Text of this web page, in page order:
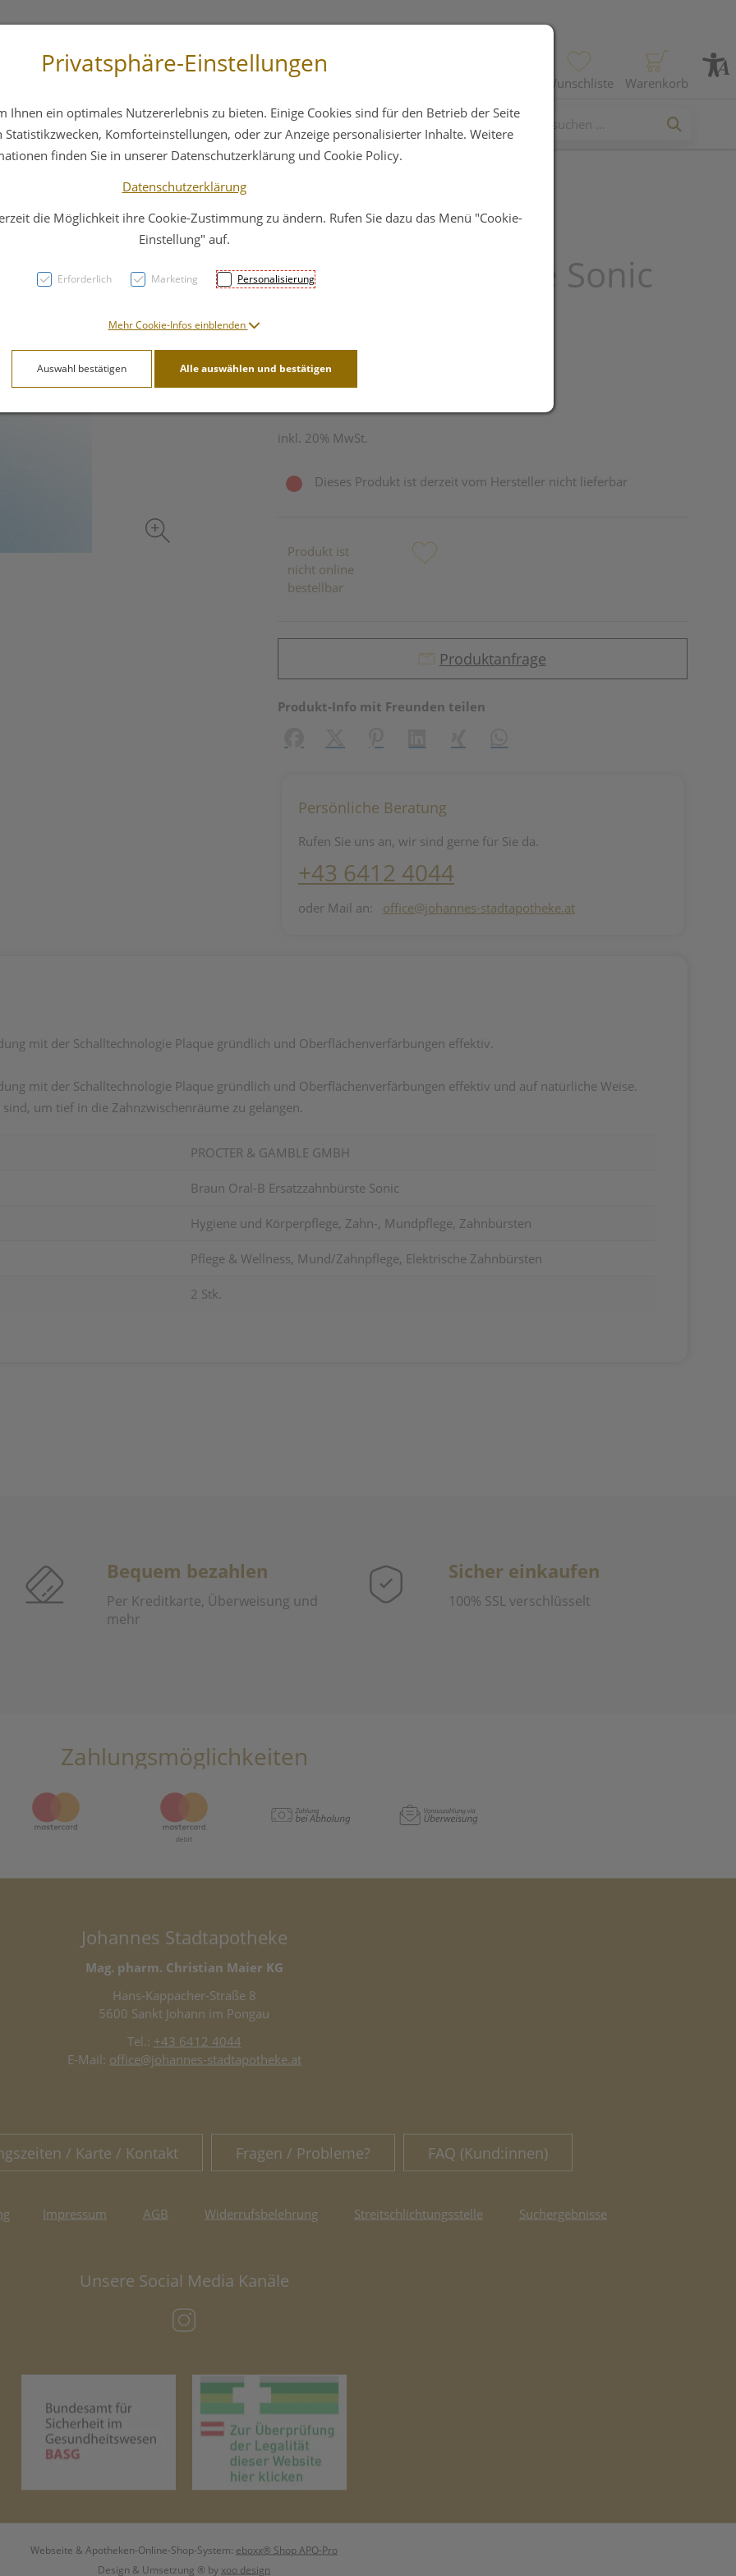
Wunschliste Warenkorb
Hautpflege Familie Nahrungsergänzung
Braun Oral-B
Ersatzzahnbürste Sonic
13,99 EUR
inkl. 20% MwSt.
Dieses Produkt ist derzeit vom Hersteller nicht lieferbar
Produkt ist
nicht online
bestellbar
Produktanfrage
Produkt-Info mit Freunden teilen
Persönliche Beratung
Rufen Sie uns an, wir sind gerne für Sie da.
+43 6412 4044
oder Mail an: office@johannes-stadtapotheke.at
mit der Schalltechnologie Plaque gründlich und Oberflächenverfärbungen effektiv.
mit der Schalltechnologie Plaque gründlich und Oberflächenverfärbungen effektiv und auf natürliche Weise.
um tief in die Zahnzwischenräume zu gelangen.
PROCTER & GAMBLE GMBH
Braun Oral-B Ersatzzahnbürste Sonic
Hygiene und Körperpflege, Zahn-, Mundpflege, Zahnbürsten
Pflege & Wellness, Mund/Zahnpflege, Elektrische Zahnbürsten
2 Stk.
Bequem bezahlen
Per Kreditkarte, Überweisung und
mehr
Sicher einkaufen
100% SSL verschlüsselt
Zahlungsmöglichkeiten
Johannes Stadtapotheke
Mag. pharm. Christian Maier KG
Hans-Kappacher-Straße 8
5600 Sankt Johann im Pongau
Tel.: +43 6412 4044
E-Mail: office@johannes-stadtapotheke.at
/ Karte / Kontakt Fragen / Probleme? FAQ (Kund:innen)
Impressum AGB Widerrufsbelehrung Streitschlichtungsstelle Suchergebnisse
Unsere Social Media Kanäle
(öffnet in neuem Tab)
Webseite & Apotheken-Online-Shop-System: eboxx® Shop APO-Pro
Design & Umsetzung ® by xoo design
Privatsphäre-Einstellungen
Ihnen ein optimales Nutzererlebnis zu bieten. Einige Cookies sind für den Betrieb der Seite
Komforteinstellungen, oder zur Anzeige personalisierter Inhalte. Weitere
finden Sie in unserer Datenschutzerklärung und Cookie Policy.
Datenschutzerklärung
die Möglichkeit ihre Cookie-Zustimmung zu ändern. Rufen Sie dazu das Menü "Cookie-
Einstellung" auf.
Erforderlich Marketing Personalisierung
Mehr Cookie-Infos einblenden
Auswahl bestätigen Alle auswählen und bestätigen